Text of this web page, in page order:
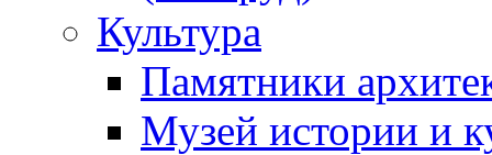
Культура
Памятники
Музей истории и